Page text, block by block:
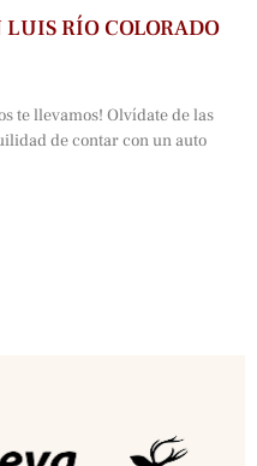
LUIS RÍO COLORADO
te llevamos! Olvídate de las
de contar con un auto